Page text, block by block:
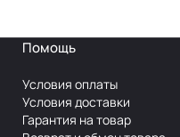
Помощь
Условия оплаты
Условия доставки
Гарантия на товар